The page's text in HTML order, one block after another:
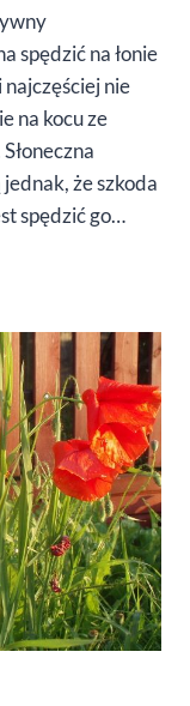
spędzić na łonie
nie
na kocu ze
że szkoda
spędzić go…